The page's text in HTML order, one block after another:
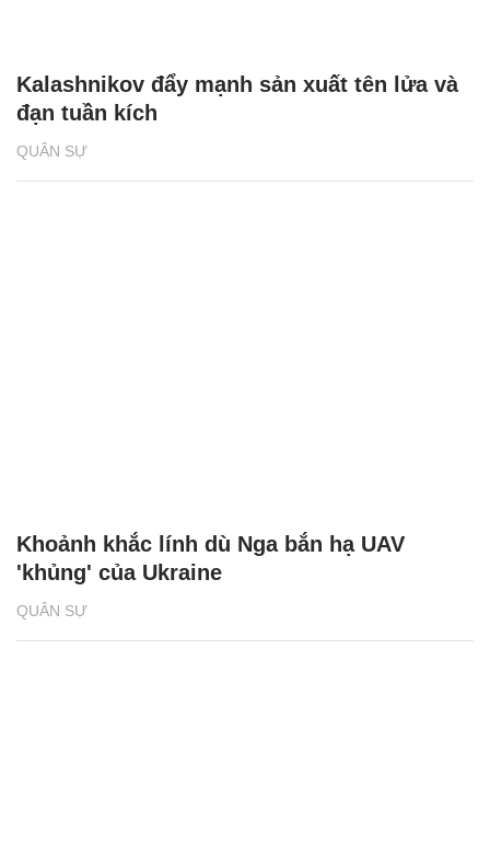
QUÂN SỰ
Kalashnikov đẩy mạnh sản xuất tên lửa và
đạn tuần kích
QUÂN SỰ
Khoảnh khắc lính dù Nga bắn hạ UAV
'khủng' của Ukraine